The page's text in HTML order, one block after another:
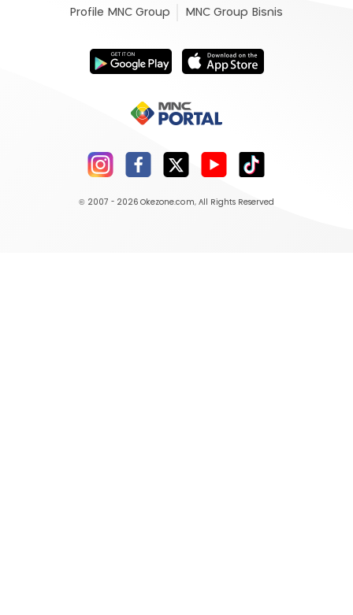
Profile MNC Group MNC Group Bisnis
© 2007 - 2026 Okezone.com, All Rights Reserved